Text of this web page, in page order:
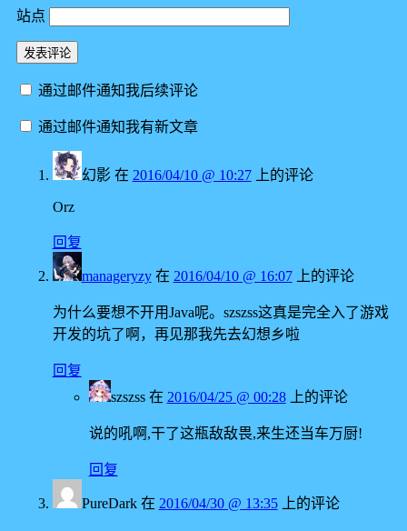
站点
通过邮件通知我后续评论
通过邮件通知我有新文章
幻影在 2016/04/10 @ 10:27上的评论
Orz
回复
manageryzy在 2016/04/10 @ 16:07上的评论
为什么要想不开用Java呢。szszss这真是完全入了游戏
开发的坑了啊，再见那我先去幻想乡啦
回复
szszss在 2016/04/25 @ 00:28上的评论
说的吼啊,干了这瓶敌敌畏,来生还当车万厨!
回复
PureDark在 2016/04/30 @ 13:35上的评论